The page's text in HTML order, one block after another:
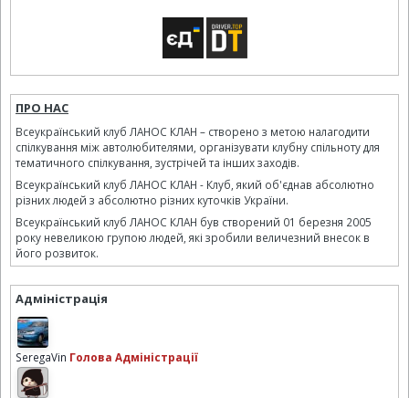
ПРО НАС
Всеукраїнський клуб ЛАНОС КЛАН – створено з метою налагодити
спілкування між автолюбителями, організувати клубну спільноту для
тематичного спілкування, зустрічей та інших заходів.
Всеукраїнський клуб ЛАНОС КЛАН - Клуб, який об'єднав абсолютно
різних людей з абсолютно різних куточків України.
Всеукраїнський клуб ЛАНОС КЛАН був створений 01 березня 2005
року невеликою групою людей, які зробили величезний внесок в
його розвиток.
Адміністрація
SeregaVin Голова Адміністрації